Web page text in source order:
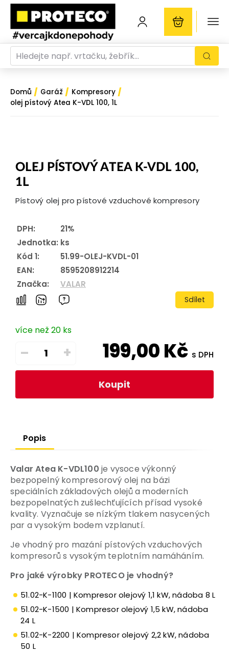
Domů / Garáž / Kompresory /
olej pístový Atea K-VDL 100, 1L
OLEJ PÍSTOVÝ ATEA K-VDL 100,
1L
Pístový olej pro pístové vzduchové kompresory
DPH:
21%
Jednotka: ks
Kód 1:
51.99-OLEJ-KVDL-01
EAN:
8595208912214
Značka:
VALAR
Sdílet
více než 20 ks
– + 199,00Kč s DPH
Koupit
Popis
Valar Atea K-VDL100 je vysoce výkonný
bezpopelný kompresorový olej na bázi
speciálních základových olejů a moderních
bezpopelnatých zušlechťujících přísad vysoké
kvality. Vyznačuje se nízkým tlakem nasycených
par a vysokým bodem vzplanutí.
Je vhodný pro mazání pístových vzduchových
kompresorů s vysokým teplotním namáháním.
Pro jaké výrobky PROTECO je vhodný?
51.02-K-1100 | Kompresor olejový 1,1 kW, nádoba 8 L
51.02-K-1500 | Kompresor olejový 1,5 kW, nádoba
24 L
51.02-K-2200 | Kompresor olejový 2,2 kW, nádoba
50 L